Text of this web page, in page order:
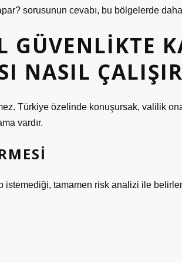
sorusunun cevabı, bu bölgelerde
GÜVENLIKTE
NASIL
Türkiye özelinde konuşursak, valilik
vardır.
istemediği, tamamen risk analizi ile